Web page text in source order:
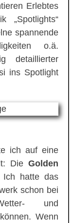
Erlebtes
„Spotlights“
spannende
o.ä.
detaillierter
ins Spotlight
ich auf eine
Die Golden
Ich hatte das
schon bei
und
Wenn